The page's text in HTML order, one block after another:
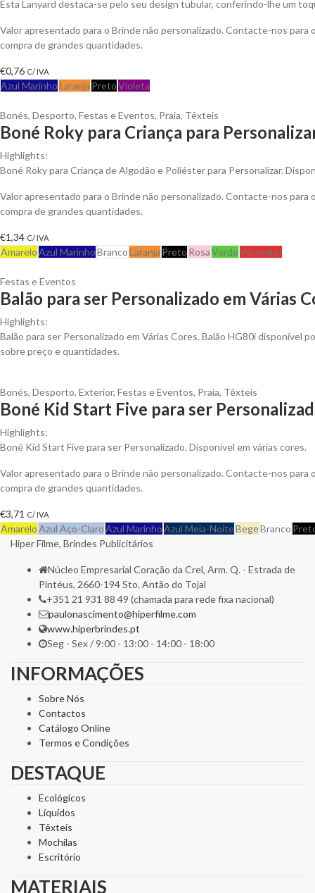
Esta Lanyard destaca-se pelo seu design tubular, conferindo-lhe um
Valor apresentado para o Brinde não personalizado. Contacte-nos para
compra de grandes quantidades.
€0,76 C/ IVA
Azul MarinhoLaranja PretoVioleta
Bonés, Desporto, Festas e Eventos, Praia, Têxteis
Boné Roky para Criança para
Highlights:
Boné Roky para Criança de Algodão e Poliéster para Personalizar.
Valor apresentado para o Brinde não personalizado. Contacte-nos para
compra de grandes quantidades.
€1,34 C/ IVA
AmareloAzul MarinhoBrancoLaranja Preto RosaVerdeVermelho
Festas e Eventos
Balão para ser Personalizado em Várias
Highlights:
Balão para ser Personalizado em Várias Cores. Balão HG80i disponível
sobre preço e quantidades.
Bonés, Desporto, Exterior, Festas e Eventos, Praia, Têxteis
Boné Kid Start Five para ser
Highlights:
Boné Kid Start Five para ser Personalizado. Disponível em várias cores.
Valor apresentado para o Brinde não personalizado. Contacte-nos para
compra de grandes quantidades.
€3,71 C/ IVA
AmareloAzul Aço-ClaroAzul MarinhoAzul Meia-NoiteBegeBranco
Hiper Filme, Brindes Publicitários
Núcleo Empresarial Coração da Crel, Arm. Q. - Estrada de
Pintéus, 2660-194 Sto. Antão do Tojal
+351 21 931 88 49 (chamada para rede fixa nacional)
paulonascimento@hiperfilme.com
www.hiperbrindes.pt
Seg - Sex / 9:00 - 13:00 - 14:00 - 18:00
INFORMAÇÕES
Sobre Nós
Contactos
Catálogo Online
Termos e Condições
DESTAQUE
Ecológicos
Líquidos
Têxteis
Mochilas
Escritório
MATERIAIS